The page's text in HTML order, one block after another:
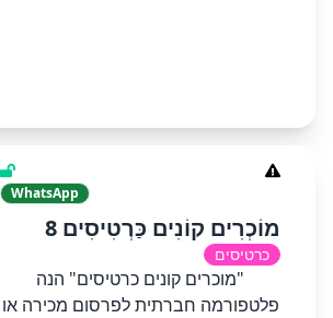
WhatsApp
מוֹכְרִים קוֹנִים כַּרְטִיסִים 8
כרטיסים
"מוכרים קונים כרטיסים" הנה
פלטפורמה חברתית לפרסום מכירה או